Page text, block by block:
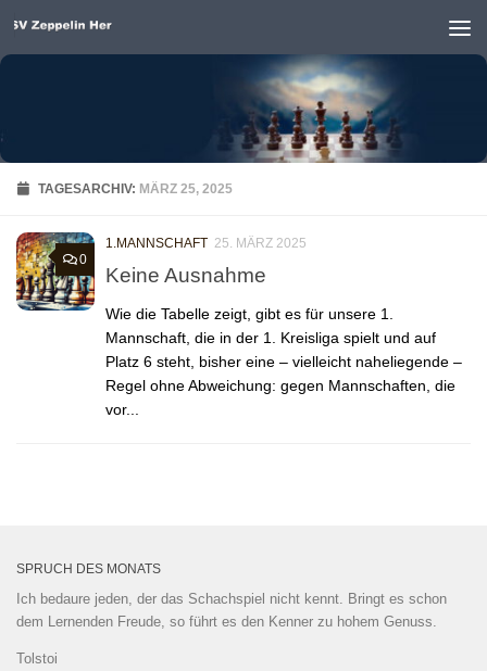
Unter dem Inhalt
TAGESARCHIV: MÄRZ 25, 2025
0
1.MANNSCHAFT 25. MÄRZ 2025
Keine Ausnahme
Wie die Tabelle zeigt, gibt es für unsere 1.
Mannschaft, die in der 1. Kreisliga spielt und auf
Platz 6 steht, bisher eine – vielleicht naheliegende –
Regel ohne Abweichung: gegen Mannschaften, die
vor...
SPRUCH DES MONATS
Ich bedaure jeden, der das Schachspiel nicht kennt. Bringt es schon
dem Lernenden Freude, so führt es den Kenner zu hohem Genuss.
Tolstoi